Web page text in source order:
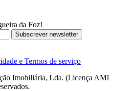
da Foz!
Subscrever newsletter
e Termos de serviço
Imobiliária, Lda. (Licença AMI